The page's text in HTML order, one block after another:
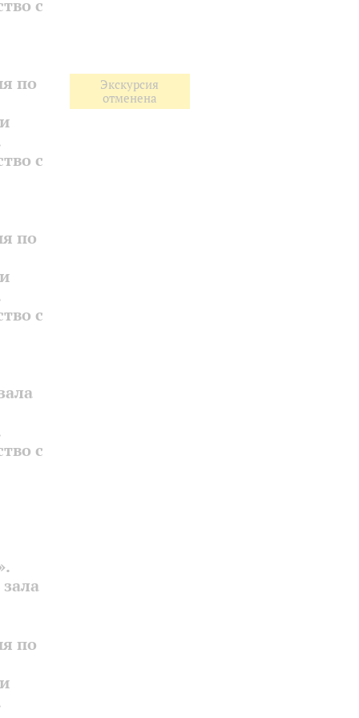
с
по
с
Экскурсия
отменена
по
с
с
по